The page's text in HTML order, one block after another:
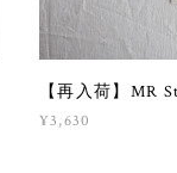
【再入荷】MR
¥3,630